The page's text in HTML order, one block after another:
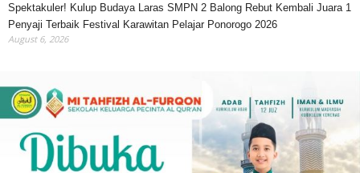
Spektakuler! Kulup Budaya Laras SMPN 2 Balong Rebut Kembali Juara 1
Penyaji Terbaik Festival Karawitan Pelajar Ponorogo 2026
August 6, 2026